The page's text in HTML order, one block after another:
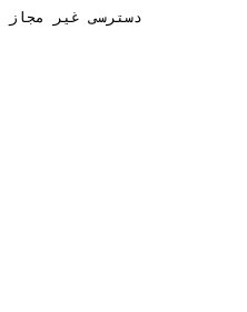
دسترسی غیر مجاز